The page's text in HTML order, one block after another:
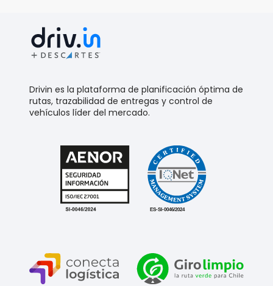
Drivin es la plataforma de planificación óptima de
rutas, trazabilidad de entregas y control de
vehículos líder del mercado.